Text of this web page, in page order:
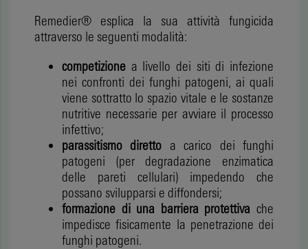
Remedier® esplica la sua attività fungicida
attraverso le seguenti modalità:
competizione a livello dei siti di infezione
nei confronti dei funghi patogeni, ai quali
viene sottratto lo spazio vitale e le sostanze
nutritive necessarie per avviare il processo
infettivo;
parassitismo diretto a carico dei funghi
patogeni (per degradazione enzimatica
delle pareti cellulari) impedendo che
possano svilupparsi e diffondersi;
formazione di una barriera protettiva che
impedisce fisicamente la penetrazione dei
funghi patogeni.